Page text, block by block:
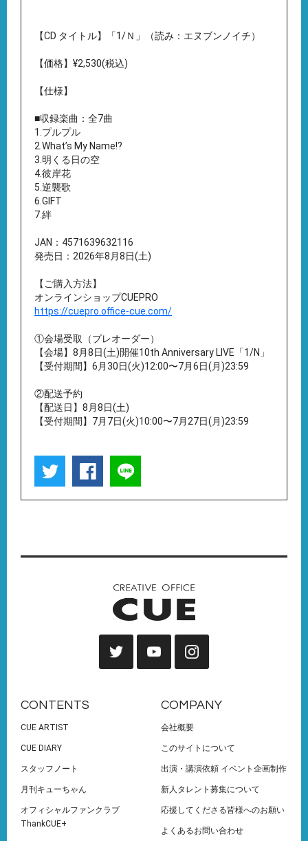
【CD タイトル】「1/Ｎ」（読み：エヌブンノイチ）
【価格】¥2,530(税込)
【仕様】
■収録楽曲：全7曲
1.プルプル
2.What’s My Name!?
3.明くる日の空
4.彼岸花
5.逆襲歌
6.GIFT
7.絆
JAN：4571639632116
発売日：2026年8月8日(土)
【ご購入方法】
オンラインショップCUEPRO
https://cuepro.office-cue.com/
①会場受取（プレオーダー）
【会場】8月8日(土)開催10th Anniversary LIVE「1/N」
【受付期間】6月30日(火)12:00〜7月6日(月)23:59
②配送予約
【配送日】8月8日(土)
【受付期間】7月7日(火)10:00〜7月27日(月)23:59
CONTENTS
CUE ARTIST
CUE DIARY
スタッフノート
月刊キューちゃん
オフィシャルファンクラブ
ThankCUE+
COMPANY
会社概要
このサイトについて
出演・講演依頼 イベント企画制作
新人タレント募集について
応援してくださる皆様へのお願い
よくあるお問い合わせ